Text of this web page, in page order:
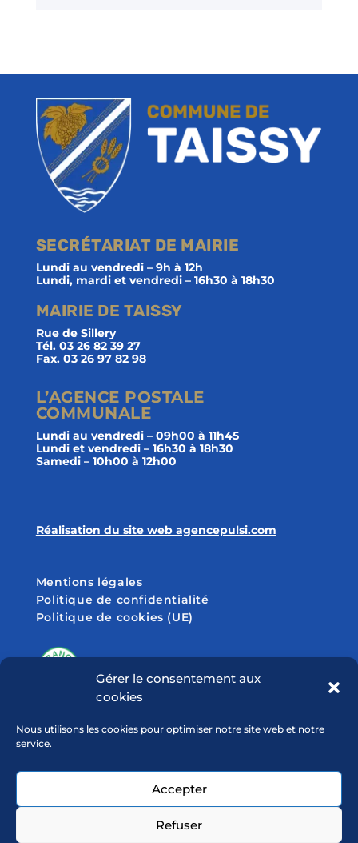
Gérer le consentement aux
cookies
Nous utilisons les cookies pour optimiser notre site web et notre
service.
Accepter
Refuser
SECRÉTARIAT DE MAIRIE
Lundi au vendredi – 9h à 12h
Lundi, mardi et vendredi – 16h30 à 18h30
MAIRIE DE TAISSY
Rue de Sillery
Tél. 03 26 82 39 27
Fax. 03 26 97 82 98
L’AGENCE POSTALE
COMMUNALE
Lundi au vendredi – 09h00 à 11h45
Lundi et vendredi – 16h30 à 18h30
Samedi – 10h00 à 12h00
Réalisation du site web agencepulsi.com
Mentions légales
Politique de confidentialité
Politique de cookies (UE)
SUIVEZ-NOUS SUR